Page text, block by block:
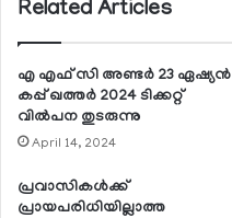
Related Articles
എ എഫ് സി അണ്ടര്‍ 23 ഏഷ്യന്‍
കപ്പ് ഖത്തര്‍ 2024 ടിക്കറ്റ്
വില്‍പന തുടരുന്നു
April 14, 2024
പ്രവാസികള്‍ക്ക്
പ്രായപരിധിയില്ലാത്ത